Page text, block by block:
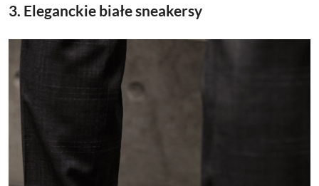
3. Eleganckie białe sneakersy